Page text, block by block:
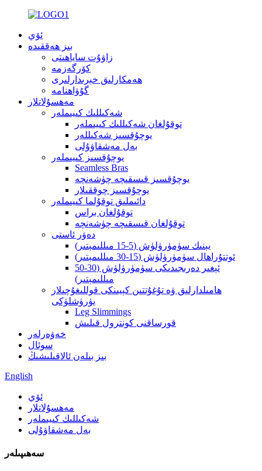
ئۆي
بىز ھەققىدە
زاۋۇت ساياھىتى
كۆرگەزمە
ھەمكارلىق خېرىدارلىرى
گۇۋاھنامە
مەھسۇلاتلار
شەكىللىك كىيىملەر
توقۇلغان شەكىللىك كىيىملەر
يوچۇقسىز شەكىللەر
بەل مەشقاۋۇلى
يوچۇقسىز كىيىملەر
Seamless Bras
يوچۇقسىز قىسقىچە چۈشەنچە
يوچۇقسىز چوققىلار
دائىملىق توقۇلما كىيىملەر
توقۇلغان براس
توقۇلغان قىسقىچە چۈشەنچە
دەۋر ئاستى
يېنىك سۈمۈرۈلۈش (5-15 مىللىمېتىر)
ئوتتۇراھال سۈمۈرۈلۈش (15-30 مىللىمېتىر)
ئېغىر دەرىجىدىكى سۈمۈرۈلۈش (30-50
مىللىمېتىر)
ھامىلدارلىق ۋە تۇغۇتتىن كېيىنكى قوللىغۇچىلار
يۈرۈشلۈكى
Leg Slimmings
قورساقنى كونترول قىلىش
خەۋەرلەر
سوئال
بىز بىلەن ئالاقىلىشىڭ
English
ئۆي
مەھسۇلاتلار
شەكىللىك كىيىملەر
بەل مەشقاۋۇلى
سەھىپىلەر